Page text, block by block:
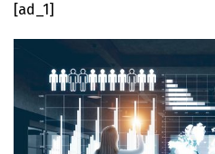
[ad_1]